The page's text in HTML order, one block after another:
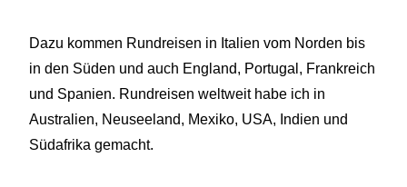
Dazu kommen Rundreisen in Italien vom Norden bis
in den Süden und auch England, Portugal, Frankreich
und Spanien. Rundreisen weltweit habe ich in
Australien, Neuseeland, Mexiko, USA, Indien und
Südafrika gemacht.